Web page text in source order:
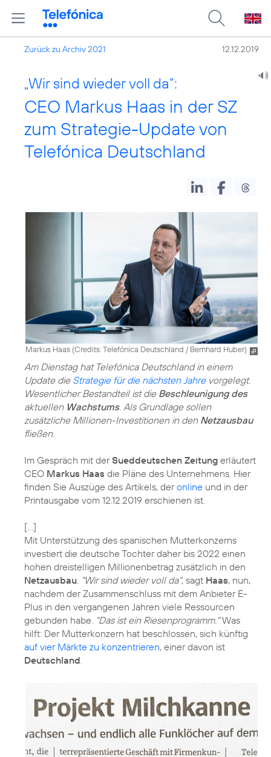
Zurück zu Archiv 2021 12.12.2019
„Wir sind wieder voll da“:
CEO Markus Haas in der SZ
zum Strategie-Update von
Telefónica Deutschland
Markus Haas (Credits: Telefónica Deutschland / Bernhard Huber)
Am Dienstag hat Telefónica Deutschland in einem
Update die Strategie für die nächsten Jahrevorgelegt.
Wesentlicher Bestandteil ist die Beschleunigung des
aktuellen Wachstums. Als Grundlage sollen
zusätzliche Millionen-Investitionen in den Netzausbau
fließen.
Im Gespräch mit derSueddeutschen Zeitung erläutert
CEO Markus Haas die Pläne des Unternehmens. Hier
finden Sie Auszüge des Artikels, deronline und in der
Printausgabe vom 12.12.2019 erschienen ist.
[...]
Mit Unterstützung des spanischen Mutterkonzerns
investiert die deutsche Tochter daher bis 2022 einen
hohen dreistelligen Millionenbetrag zusätzlich in den
Netzausbau "Wir sind wieder voll da", sagt Haas, nun,
nachdem der Zusammenschluss mit dem Anbieter E-
Plus in den vergangenen Jahren viele Ressourcen
gebunden habe. "Das ist ein Riesenprogramm."Was
hilft: Der Mutterkonzern hat beschlossen, sich künftig
auf vier Märkte zu konzentrieren, einer davon ist
Deutschland